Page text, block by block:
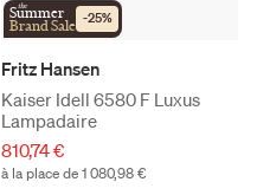
the
Summer
Brand Sale -25%
Fritz Hansen
Kaiser Idell 6580 F Luxus
Lampadaire
810,74 €
à la place de 1 080,98 €